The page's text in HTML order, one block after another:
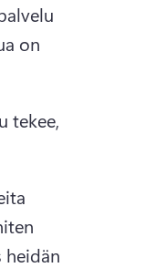
on
tekee,
heidän